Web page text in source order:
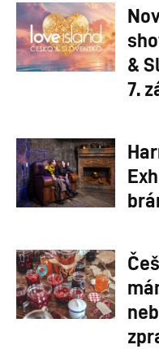
&
7.